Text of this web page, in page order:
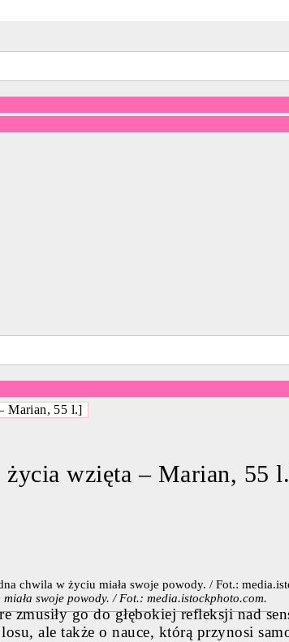
Marian, 55 l.]
wzięta – Marian, 55
swoje powody. / Fot.: media.istockphoto.com.
zmusiły go do głębokiej refleksji nad
ale także o nauce, którą przynosi